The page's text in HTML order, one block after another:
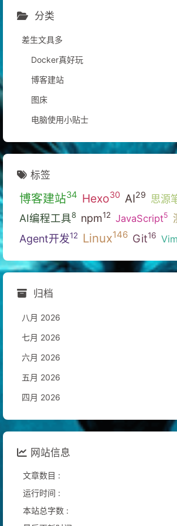
分类
差生文具多
Docker真好玩
博客建站
图床
电脑使用小贴士
标签
博客建站34 Hexo30 AI29 思源
AI编程工具8 npm12 JavaScript5
Agent开发12 Linux146 Git16 Vim
归档
八月 2026
七月 2026
六月 2026
五月 2026
四月 2026
网站信息
文章数目 :
运行时间 :
本站总字数 :